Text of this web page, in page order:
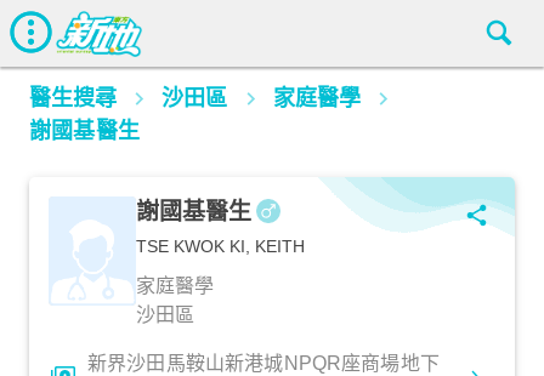
醫生搜尋 沙田區
家庭醫學
謝國基醫生
謝國基醫生
TSE KWOK KI, KEITH
家庭醫學
沙田區
新界沙田馬鞍山新港城NPQR座商場地下